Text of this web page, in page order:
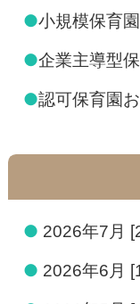
●小規模保育
●企業主導型
●認可保育園
● 2026年7月
● 2026年6月